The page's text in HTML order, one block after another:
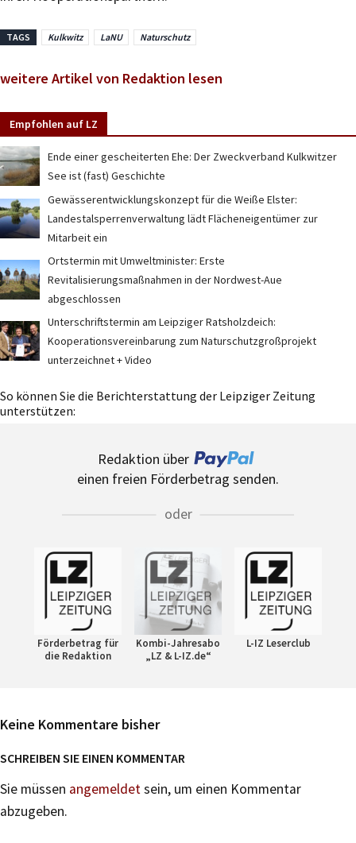
TAGS Kulkwitz LaNU Naturschutz
weitere Artikel von Redaktion lesen
Empfohlen auf LZ
Ende einer gescheiterten Ehe: Der Zweckverband Kulkwitzer
See ist (fast) Geschichte
Gewässerentwicklungskonzept für die Weiße Elster:
Landestalsperrenverwaltung lädt Flächeneigentümer zur
Mitarbeit ein
Ortstermin mit Umweltminister: Erste
Revitalisierungsmaßnahmen in der Nordwest-Aue
abgeschlossen
Unterschriftstermin am Leipziger Ratsholzdeich:
Kooperationsvereinbarung zum Naturschutzgroßprojekt
unterzeichnet + Video
So können Sie die Berichterstattung der Leipziger Zeitung
unterstützen:
Redaktion über
einen freien Förderbetrag senden.
oder
Förderbetrag für
die Redaktion
Kombi-Jahresabo
„LZ & L-IZ.de“
L-IZ Leserclub
Keine Kommentare bisher
SCHREIBEN SIE EINEN KOMMENTAR
Sie müssen angemeldetsein, um einen Kommentar
abzugeben.